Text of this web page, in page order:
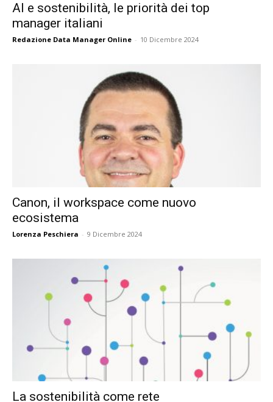
AI e sostenibilità, le priorità dei top
manager italiani
Redazione Data Manager Online - 10 Dicembre 2024
Canon, il workspace come nuovo
ecosistema
Lorenza Peschiera - 9 Dicembre 2024
La sostenibilità come rete